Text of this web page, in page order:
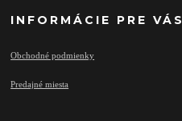
INFORMÁCIE PRE VÁS
Obchodné podmienky
Predajné miesta